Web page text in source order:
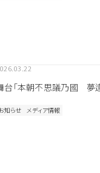
台「本朝不思議乃國 夢逢
知らせ メディア情報